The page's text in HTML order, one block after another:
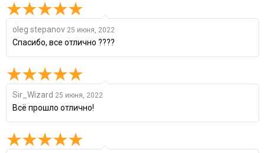
oleg stepanov 25 июня, 2022
Спасибо, все отлично ????
Sir_Wizard 25 июня, 2022
Всё прошло отлично!